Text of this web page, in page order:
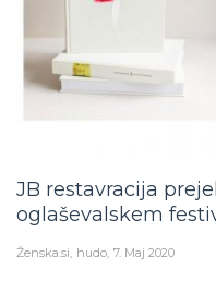
JB restavracija
oglaševalskem
Ženska.si hudo 7. Maj 2020